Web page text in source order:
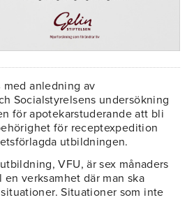
med anledning av
Socialstyrelsens undersökning
för apotekarstuderande att bli
för receptexpedition
utbildningen.
VFU, är sex månaders
verksamhet där man ska
Situationer som inte